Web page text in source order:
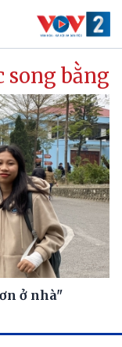
song bằng
ở nhà"